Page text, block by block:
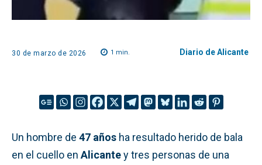
30 de marzo de 2026 1 min. Diario de Alicante
Un hombre de 47 años ha resultado herido de bala
en el cuello en Alicantey tres personas de una